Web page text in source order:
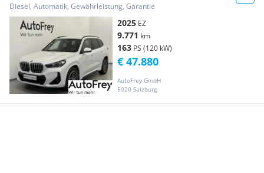
Diesel, Automatik, Gewährleistung, Garantie
2025 EZ
9.771 km
163 PS (120 kW)
AutoFrey GmbH
5020 Salzburg
€ 47.880